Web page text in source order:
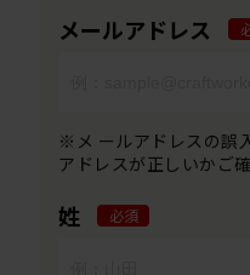
メールアドレス
※メ ールアドレスの誤
アドレスが正しいかご
姓 必須